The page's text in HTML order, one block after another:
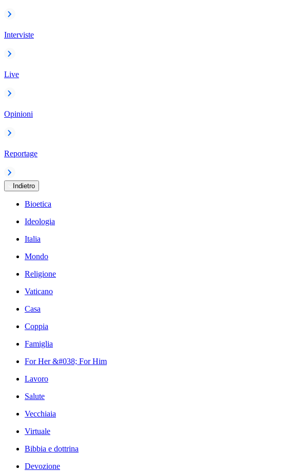
Interviste
Live
Opinioni
Reportage
Indietro
Bioetica
Ideologia
Italia
Mondo
Religione
Vaticano
Casa
Coppia
Famiglia
For Her &#038; For Him
Lavoro
Salute
Vecchiaia
Virtuale
Bibbia e dottrina
Devozione